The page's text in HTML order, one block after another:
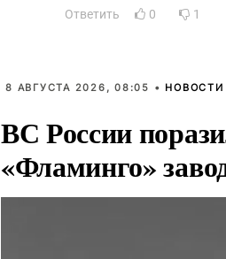
Ответить
0 1
8 АВГУСТА 2026, 08:05 • НОВОСТИ
ВС России
«Фламинго»